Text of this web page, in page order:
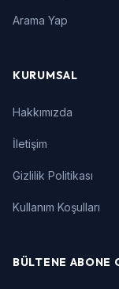
Arama Yap
KURUMSAL
Hakkımızda
İletişim
Gizlilik Politikası
Kullanım Koşulları
BÜLTENE ABONE